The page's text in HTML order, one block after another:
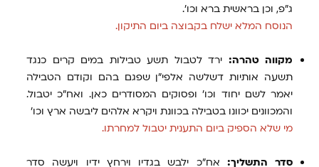
ג"פ, וכן בראשית ברא וכו'.
הנוסח המלא ישלח בקבוצה ביום התיקון.
מקווה טהרה: ירד לטבול תשע טבילות במים קרים כנגד
תשעה אותיות דשלשה אלפי"ן שפגם בהם וקודם הטבילה
יאמר לשם יחוד וכו' ופסוקים המסודרים כאן. ואח"כ יטבול.
והמכוונים יכוונו בטבילה בכוונת ויקרא אלהים ליבשה ארץ וכו'
מי שלא הספיק ביום התענית יטבול למחרתו.
סדר התשליך: אח"כ ילבש בגדיו וירחץ ידיו ויעשה סדר